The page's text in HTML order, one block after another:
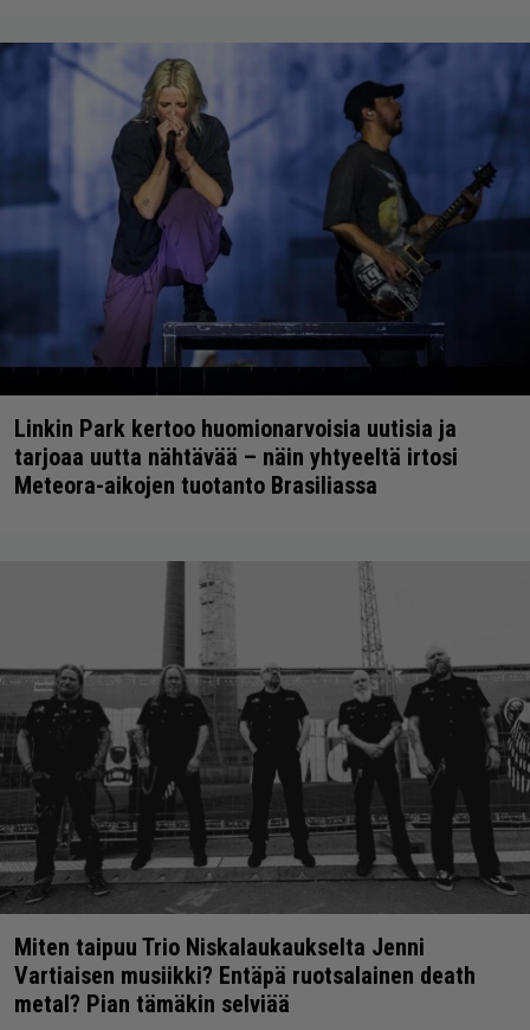
Linkin Park kertoo huomionarvoisia uutisia ja
tarjoaa uutta nähtävää – näin yhtyeeltä irtosi
Meteora-aikojen tuotanto Brasiliassa
Miten taipuu Trio Niskalaukaukselta Jenni
Vartiaisen musiikki? Entäpä ruotsalainen death
metal? Pian tämäkin selviää